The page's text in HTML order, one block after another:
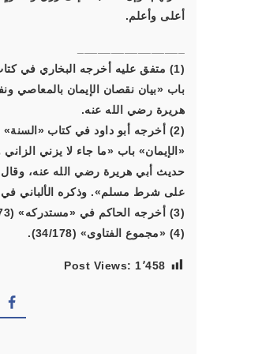
أعلى وأعلم.
هريرة رضي الله عنه.
حديث أبي هريرة رضي الله عنه،
على شرط مسلم». وذكره الألباني في
(3) أخرجه الحاكم في «مستدركه» (1/73) حديث (57).
(4) «مجموع الفتاوى» (34/178).
Post Views: 1٬458